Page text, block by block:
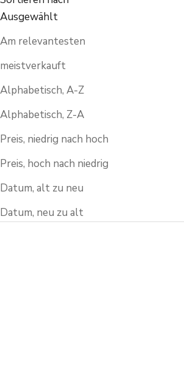
Ausgewählt
Am relevantesten
meistverkauft
Alphabetisch, A-Z
Alphabetisch, Z-A
Preis, niedrig nach hoch
Preis, hoch nach niedrig
Datum, alt zu neu
Datum, neu zu alt